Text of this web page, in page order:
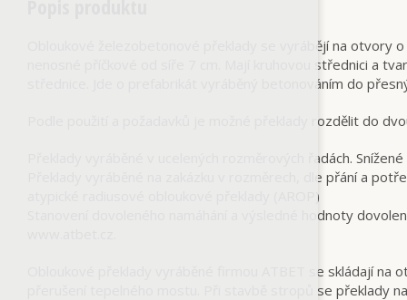
Obloukové železobetonové překlady se vyrábějí na otvory
nenosné příčkové od síře 7 cm. Mají kruhovou střednici a
střednice. Jde o prefabrikát vyráběný betonováním do
Podle použití a požadavků je možné překlady rozdělit do
Překlady vyráběné v ucelených rozměrových řadách.
Překlady vyráběné na zakázku v rozměrech, dle přání a
atypické radiusové obloukové překlady (AROP)
Stanovení dovoleného namáhání a výsledné hodnoty
Obloukové překlady vyráběné firmou ATBET se skládají
přerušení tepelného mostu. Při stavbě stropů se překlady